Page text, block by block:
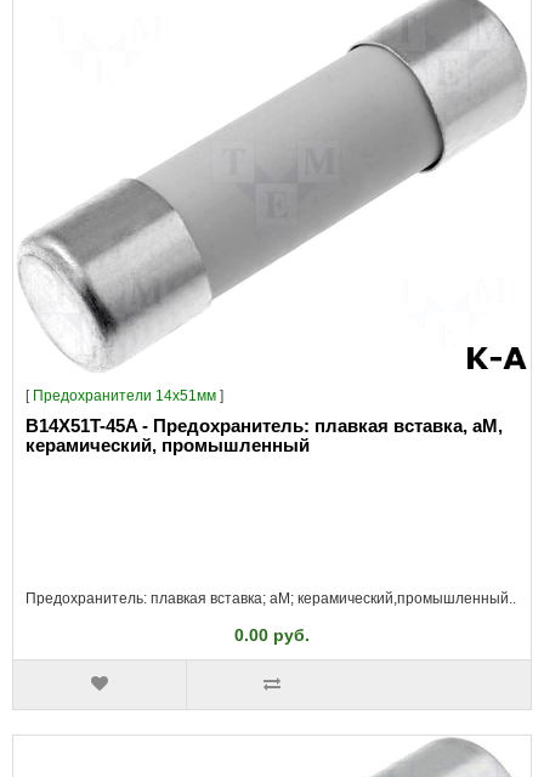
[ Предохранители 14x51мм ]
B14X51T-45A - Предохранитель: плавкая вставка, aM,
керамический, промышленный
Предохранитель: плавкая вставка; aM; керамический,промышленный..
0.00 руб.